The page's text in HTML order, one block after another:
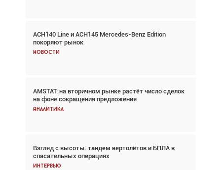
ACH140 Line и ACH145 Mercedes-Benz Edition
покоряют рынок
Новости
AMSTAT: на вторичном рынке растёт число сделок
на фоне сокращения предложения
Аналитика
Взгляд с высоты: тандем вертолётов и БПЛА в
спасательных операциях
Интервью
Авиационный фотограф Дэйв Кох: «Фотография
говорит сама за себя... а ИИ всё портит»
Новости
В городах чемпионата мира наблюдался подъём,
хотя общий трафик снизился
Аналитика
Частный самолёт – это актив. Подходите к
покупке соответствующим образом
Интервью